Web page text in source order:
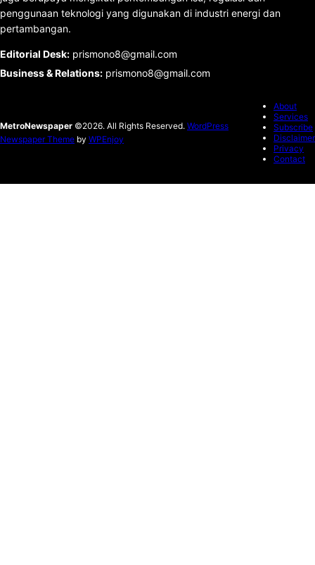
penggunaan teknologi yang digunakan di industri energi dan
pertambangan.
Editorial Desk: prismono8@gmail.com
Business & Relations: prismono8@gmail.com
MetroNewspaper ©2026. All Rights Reserved. WordPress
Newspaper Theme by WPEnjoy
About
Services
Subscribe
Disclaimer
Privacy
Contact